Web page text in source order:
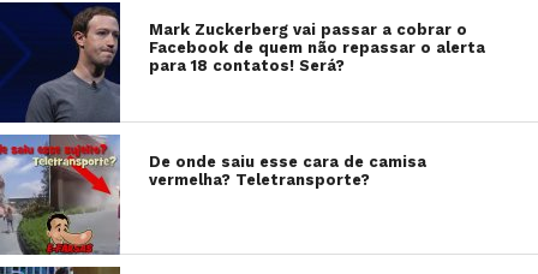
Mark Zuckerberg vai passar a cobrar o
Facebook de quem não repassar o alerta
para 18 contatos! Será?
De onde saiu esse cara de camisa
vermelha? Teletransporte?